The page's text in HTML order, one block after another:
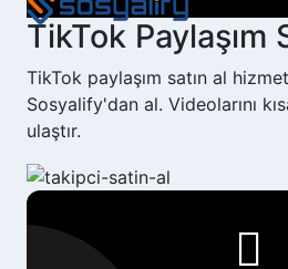
TikTok Paylaşım
TikTok paylaşım satın al
Sosyalify'dan al. Videolarını
ulaştır.